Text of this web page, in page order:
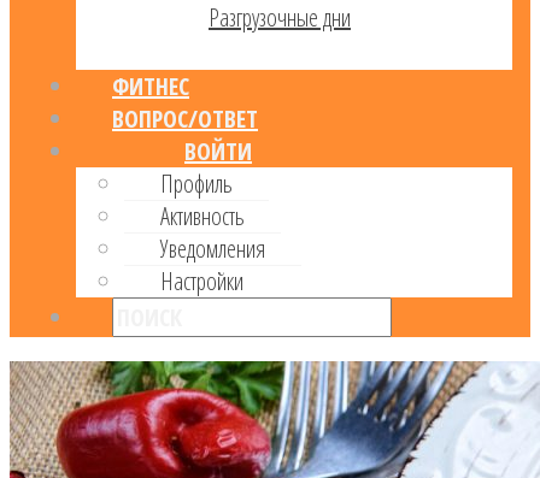
Разгрузочные дни
ФИТНЕС
ВОПРОС/ОТВЕТ
ВОЙТИ
Профиль
Активность
Уведомления
Настройки